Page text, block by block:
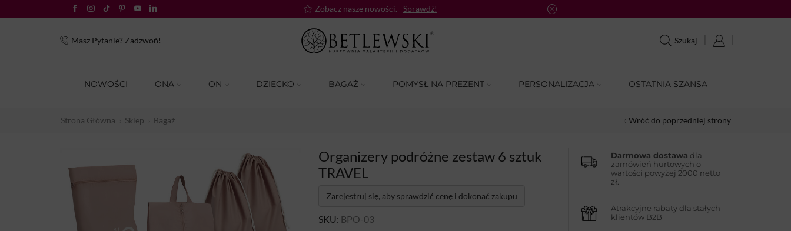
Zobacz nasze nowości. Sprawdź!
Masz Pytanie? Zadzwoń! Szukaj
NOWOŚCI ONA ON DZIECKO BAGAŻ POMYSŁ NA PREZENT PERSONALIZACJA OSTATNIA SZANSA
Strona Główna Sklep Bagaż Wróć do poprzedniej strony
Organizery podróżne zestaw 6 sztuk
TRAVEL
Zarejestruj się, aby sprawdzić cenę i dokonać zakupu
SKU: BPO-03
Darmowa dostawa dla
zamówień hurtowych o
wartości powyżej 2000 netto
zł.
Atrakcyjne rabaty dla stałych
klientów B2B